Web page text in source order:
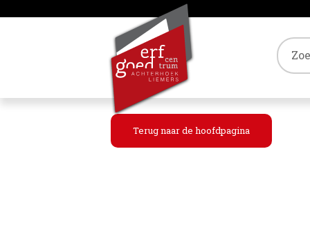
Terug naar de hoofdpagina